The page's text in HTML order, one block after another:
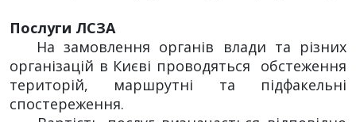
Послуги ЛСЗА
На замовлення органів влади та різних
організацій в Києві проводяться обстеження
територій, маршрутні та підфакельні
спостереження.